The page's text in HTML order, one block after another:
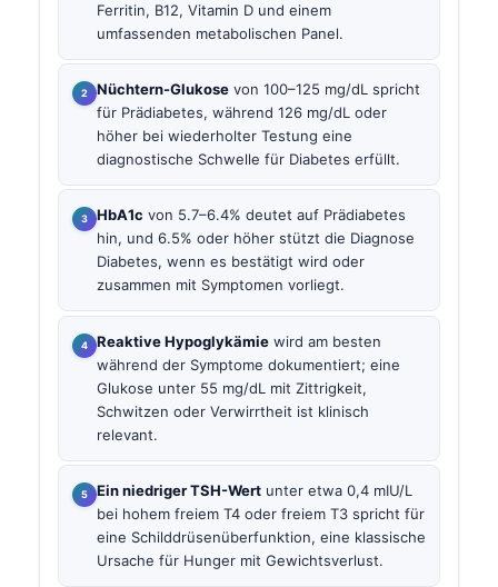
Ferritin, B12, Vitamin D und einem
umfassenden metabolischen Panel.
Nüchtern-Glukose von 100–125 mg/dL spricht
für Prädiabetes, während 126 mg/dL oder
höher bei wiederholter Testung eine
diagnostische Schwelle für Diabetes erfüllt.
HbA1c von 5.7–6.4% deutet auf Prädiabetes
hin, und 6.5% oder höher stützt die Diagnose
Diabetes, wenn es bestätigt wird oder
zusammen mit Symptomen vorliegt.
Reaktive Hypoglykämie wird am besten
während der Symptome dokumentiert; eine
Glukose unter 55 mg/dL mit Zittrigkeit,
Schwitzen oder Verwirrtheit ist klinisch
relevant.
Ein niedriger TSH-Wert unter etwa 0,4 mIU/L
bei hohem freiem T4 oder freiem T3 spricht für
eine Schilddrüsenüberfunktion, eine klassische
Ursache für Hunger mit Gewichtsverlust.